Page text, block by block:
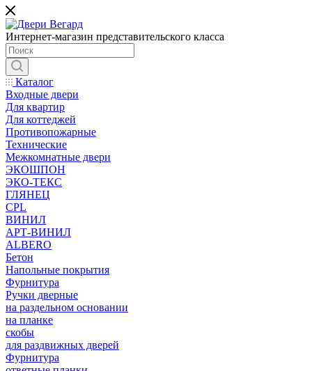
Интернет-магазин представительского класса
Каталог
Входные двери
Для квартир
Для коттеджей
Противопожарные
Технические
Межкомнатные двери
ЭКОШПОН
ЭКО-ТЕКС
ГЛЯНЕЦ
CPL
ВИНИЛ
АРТ-ВИНИЛ
ALBERO
Бетон
Напольные покрытия
Фурнитура
Ручки дверные
на раздельном основании
на планке
скобы
для раздвижных дверей
Фурнитура